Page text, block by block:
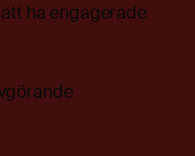
ha engagerade